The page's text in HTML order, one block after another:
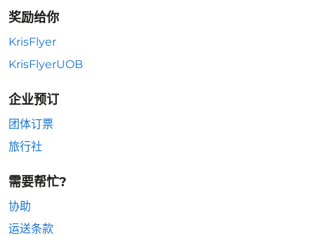
奖励给你
KrisFlyer
KrisFlyerUOB
企业预订
团体订票
旅行社
需要帮忙?
协助
运送条款